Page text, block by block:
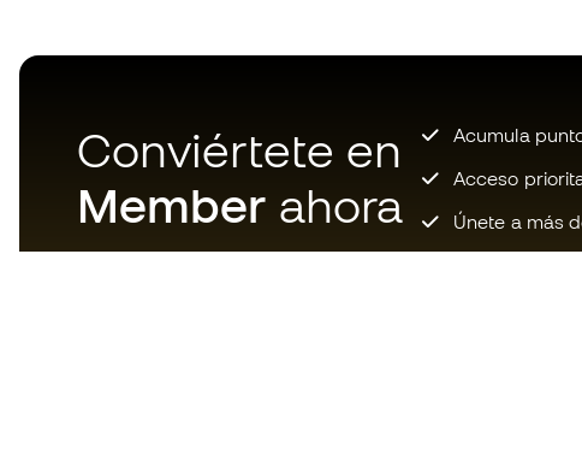
Conviértete en
Member ahora
Acumula
Acceso
Únete a más